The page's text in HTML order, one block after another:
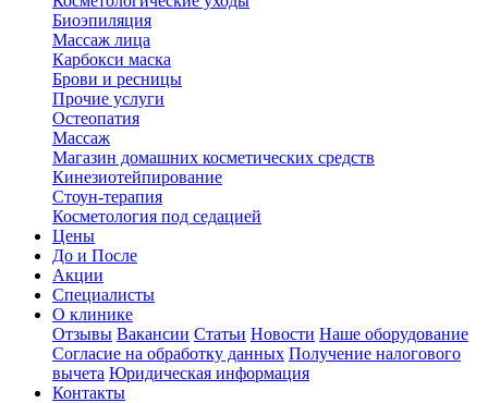
Биоэпиляция
Массаж лица
Карбокси маска
Брови и ресницы
Прочие услуги
Остеопатия
Массаж
Магазин домашних косметических средств
Кинезиотейпирование
Стоун-терапия
Косметология под седацией
Цены
До и После
Акции
Специалисты
О клинике
Отзывы Вакансии Статьи Новости Наше оборудование
Согласие на обработку данных Получение налогового
вычета Юридическая информация
Контакты